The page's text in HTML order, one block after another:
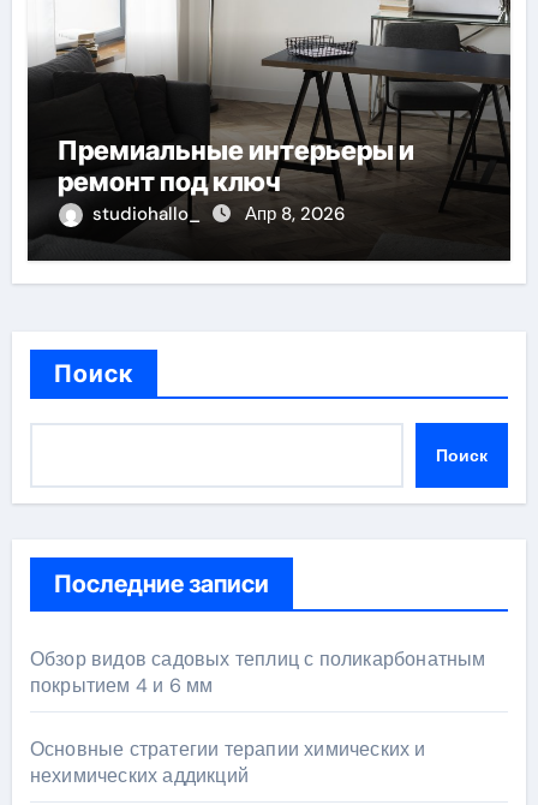
Премиальные интерьеры и
ремонт под ключ
studiohallo_ Апр 8, 2026
Поиск
Поиск
Последние записи
Обзор видов садовых теплиц с поликарбонатным
покрытием 4 и 6 мм
Основные стратегии терапии химических и
нехимических аддикций